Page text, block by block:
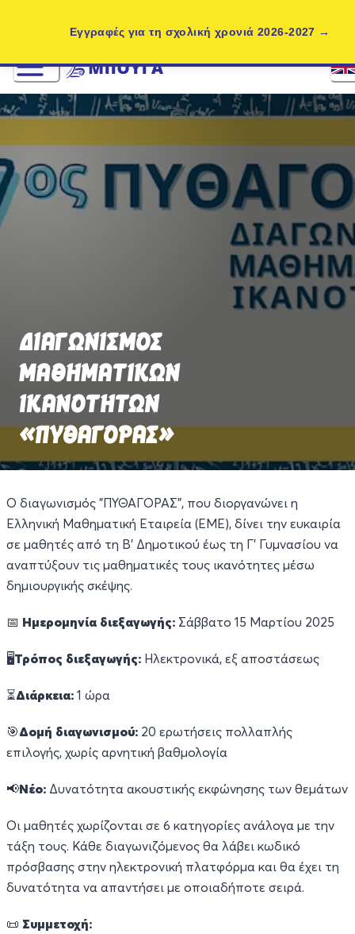
Εγγραφές για τη σχολική χρονιά 2026-2027
ΔΙΑΓΩΝΙΣΜΟΣ
ΜΑΘΗΜΑΤΙΚΩΝ
ΙΚΑΝΟΤΗΤΩΝ
«ΠΥΘΑΓΟΡΑΣ»
Ο διαγωνισμός "ΠΥΘΑΓΟΡΑΣ", που διοργανώνει η
Ελληνική Μαθηματική Εταιρεία (ΕΜΕ), δίνει την ευκαιρία
σε μαθητές από τη Β’ Δημοτικού έως τη Γ’ Γυμνασίου να
αναπτύξουν τις μαθηματικές τους ικανότητες μέσω
δημιουργικής σκέψης.
📅 Ημερομηνία διεξαγωγής: Σάββατο 15 Μαρτίου 2025
🖥️Τρόπος διεξαγωγής: Ηλεκτρονικά, εξ αποστάσεως
⏳Διάρκεια: 1 ώρα
🎯Δομή διαγωνισμού: 20 ερωτήσεις πολλαπλής
επιλογής, χωρίς αρνητική βαθμολογία
📢Νέο: Δυνατότητα ακουστικής εκφώνησης των θεμάτων
Οι μαθητές χωρίζονται σε 6 κατηγορίες ανάλογα με την
τάξη τους. Κάθε διαγωνιζόμενος θα λάβει κωδικό
πρόσβασης στην ηλεκτρονική πλατφόρμα και θα έχει τη
δυνατότητα να απαντήσει με οποιαδήποτε σειρά.
📜 Συμμετοχή: